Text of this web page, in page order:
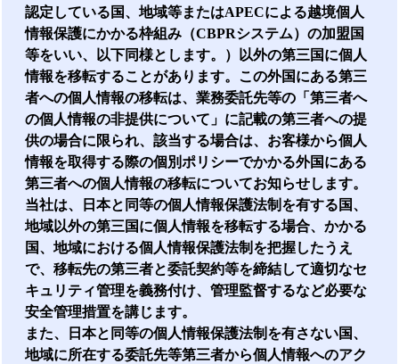
認定している国、地域等またはAPECによる越境個人
情報保護にかかる枠組み（CBPRシステム）の加盟国
等をいい、以下同様とします。）以外の第三国に個人
情報を移転することがあります。この外国にある第三
者への個人情報の移転は、業務委託先等の「第三者へ
の個人情報の非提供について」に記載の第三者への提
供の場合に限られ、該当する場合は、お客様から個人
情報を取得する際の個別ポリシーでかかる外国にある
第三者への個人情報の移転についてお知らせします。
当社は、日本と同等の個人情報保護法制を有する国、
地域以外の第三国に個人情報を移転する場合、かかる
国、地域における個人情報保護法制を把握したうえ
で、移転先の第三者と委託契約等を締結して適切なセ
キュリティ管理を義務付け、管理監督するなど必要な
安全管理措置を講じます。
また、日本と同等の個人情報保護法制を有さない国、
地域に所在する委託先等第三者から個人情報へのアク